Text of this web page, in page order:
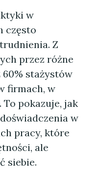
w
często
Z
przez różne
stażystów
firmach, w
pokazuje, jak
w
pracy, które
ale
siebie.